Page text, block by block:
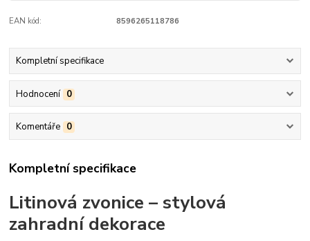
EAN kód: 8596265118786
Kompletní specifikace
Hodnocení 0
Komentáře 0
Kompletní specifikace
Litinová zvonice – stylová
zahradní dekorace